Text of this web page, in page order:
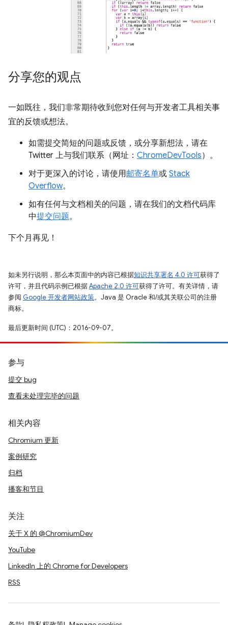
分享您的观点
一如既往，我们非常期待收到您对任何与开发者工具相关事
宜的反馈或想法。
如需提交简短的问题或反馈，或分享新想法，请在
Twitter 上与我们联系（网址： ChromeDevTools）。
对于更深入的讨论，请使用邮寄名单或 Stack
Overflow。
如有任何与文档相关的问题，请在我们的文档代码库
中提交问题。
下个月再见！
如未另行说明，那么本页面中的内容已根据知识共享署名 4.0 许可获得了
许可，并且代码示例已根据Apache 2.0 许可获得了许可。有关详情，请
参阅 Google 开发者网站政策。Java 是 Oracle 和/或其关联公司的注册
商标。
最后更新时间 (UTC)：2016-09-07。
参与
提交 bug
查看未处理完毕的问题
相关内容
Chromium 更新
案例研究
归档
播客和节目
关注
关于 X 的 @ChromiumDev
YouTube
LinkedIn 上的 Chrome for Developers
RSS